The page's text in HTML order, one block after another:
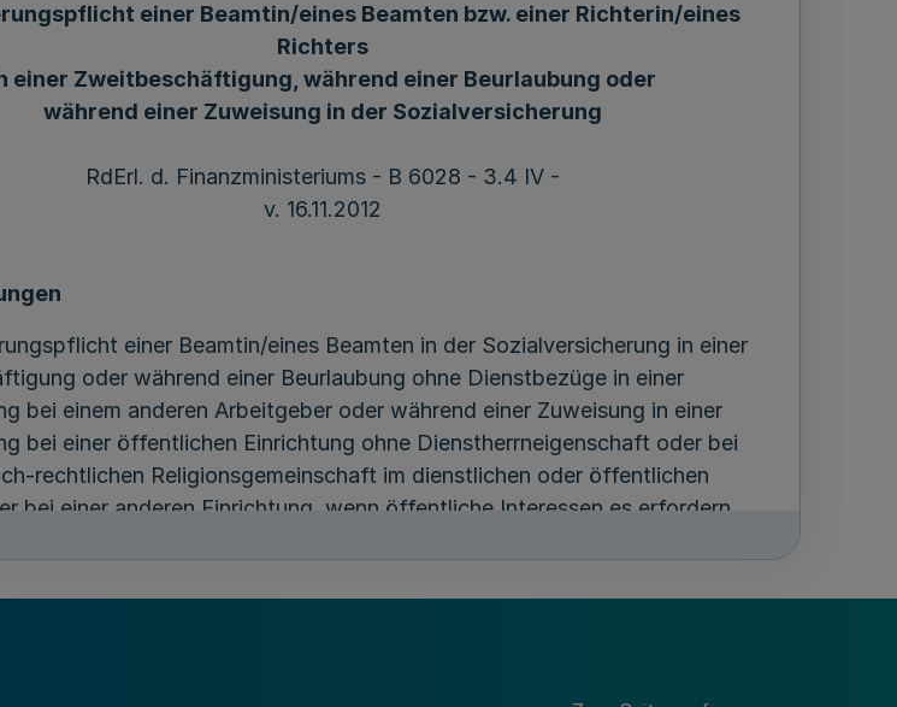
einer Beamtin/eines Beamten bzw. einer Richterin/eines
Richters
einer Zweitbeschäftigung, während einer Beurlaubung oder
während einer Zuweisung in der Sozialversicherung
RdErl. d. Finanzministeriums - B 6028 - 3.4 IV -
v. 16.11.2012
einer Beamtin/eines Beamten in der Sozialversicherung in einer
oder während einer Beurlaubung ohne Dienstbezüge in einer
bei einem anderen Arbeitgeber oder während einer Zuweisung in einer
bei einer öffentlichen Einrichtung ohne Dienstherrneigenschaft oder bei
rechtlichen Religionsgemeinschaft im dienstlichen oder öffentlichen
bei einer anderen Einrichtung, wenn öffentliche Interessen es erfordern,